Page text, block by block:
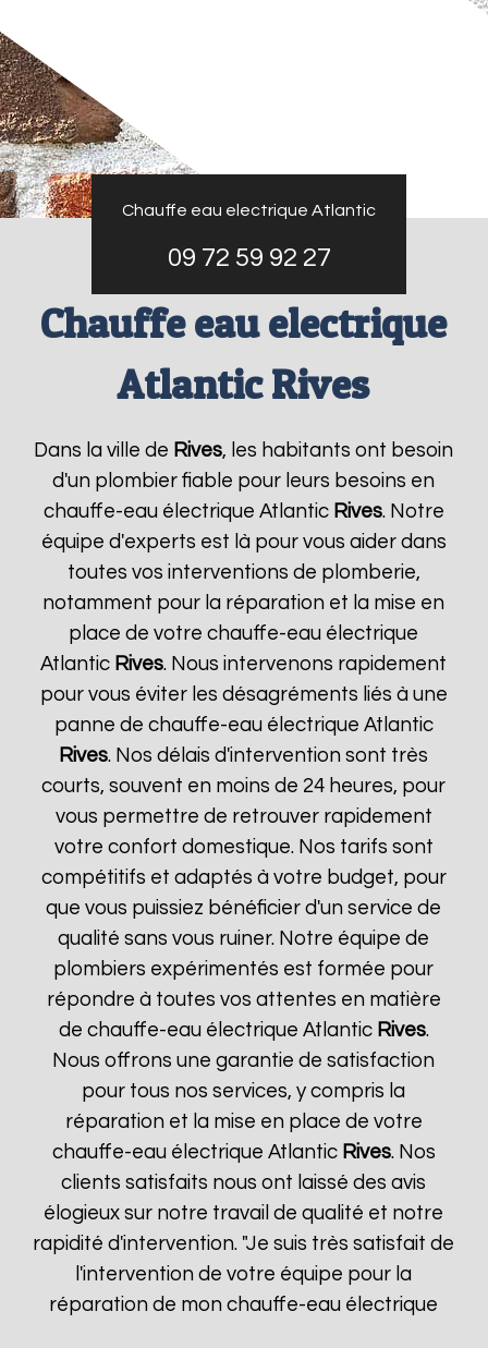
Chauffe eau electrique Atlantic
09 72 59 92 27
Chauffe eau electrique
Atlantic Rives
Dans la ville de Rives, les habitants ont besoin
d'un plombier fiable pour leurs besoins en
chauffe-eau électrique Atlantic Rives. Notre
équipe d'experts est là pour vous aider dans
toutes vos interventions de plomberie,
notamment pour la réparation et la mise en
place de votre chauffe-eau électrique
Atlantic Rives. Nous intervenons rapidement
pour vous éviter les désagréments liés à une
panne de chauffe-eau électrique Atlantic
Rives. Nos délais d'intervention sont très
courts, souvent en moins de 24 heures, pour
vous permettre de retrouver rapidement
votre confort domestique. Nos tarifs sont
compétitifs et adaptés à votre budget, pour
que vous puissiez bénéficier d'un service de
qualité sans vous ruiner. Notre équipe de
plombiers expérimentés est formée pour
répondre à toutes vos attentes en matière
de chauffe-eau électrique Atlantic Rives.
Nous offrons une garantie de satisfaction
pour tous nos services, y compris la
réparation et la mise en place de votre
chauffe-eau électrique Atlantic Rives. Nos
clients satisfaits nous ont laissé des avis
élogieux sur notre travail de qualité et notre
rapidité d'intervention. "Je suis très satisfait de
l'intervention de votre équipe pour la
réparation de mon chauffe-eau électrique